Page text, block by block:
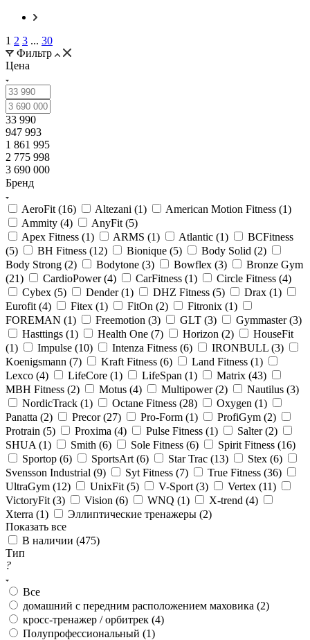
1 2 3 ... 30
Фильтр
Цена
33 990
947 993
1 861 995
2 775 998
3 690 000
Бренд
AeroFit (16) Altezani (1) American Motion Fitness (1)
Ammity (4) AnyFit (5)
Apex Fitness (1) ARMS (1) Atlantic (1)
BCFitness
(5) BH Fitness (12) Bionique (5) Body Solid (2)
Body Strong (2) Bodytone (3) Bowflex (3)
Bronze Gym
(21) CardioPower (4) CarFitness (1) Circle Fitness (4)
Cybex (5) Dender (1) DHZ Fitness (5) Drax (1)
Eurofit (4) Fitex (1) FitOn (2) Fitronix (1)
FOREMAN (1) Freemotion (3) GLT (3) Gymmaster (3)
Hasttings (1) Health One (7) Horizon (2)
HouseFit
(1) Impulse (10) Intenza Fitness (6) IRONBULL (3)
Koenigsmann (7) Kraft Fitness (6) Land Fitness (1)
Lexco (4) LifeCore (1) LifeSpan (1) Matrix (43)
MBH Fitness (2) Motus (4) Multipower (2) Nautilus (3)
NordicTrack (1) Octane Fitness (28) Oxygen (1)
Panatta (2) Precor (27) Pro-Form (1) ProfiGym (2)
Protrain (5) Proxima (4) Pulse Fitness (1) Salter (2)
SHUA (1) Smith (6) Sole Fitness (6) Spirit Fitness (16)
Sportop (6) SportsArt (6) Star Trac (13) Stex (6)
Svensson Industrial (9) Syt Fitness (7) True Fitness (36)
UltraGym (12) UnixFit (5) V-Sport (3) Vertex (11)
VictoryFit (3) Vision (6) WNQ (1) X-trend (4)
Xterra (1) Эллиптические тренажеры (2)
Показать все
В наличии (475)
Тип
?
Все
домашний с передним расположением маховика (2)
кросс-тренажер / орбитрек (4)
Полупрофессиональный (1)